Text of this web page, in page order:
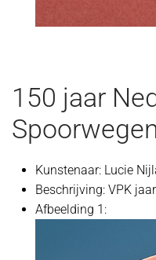
150 jaar
Kunstenaar: Lucie
Beschrijving: VPK
Afbeelding 1: